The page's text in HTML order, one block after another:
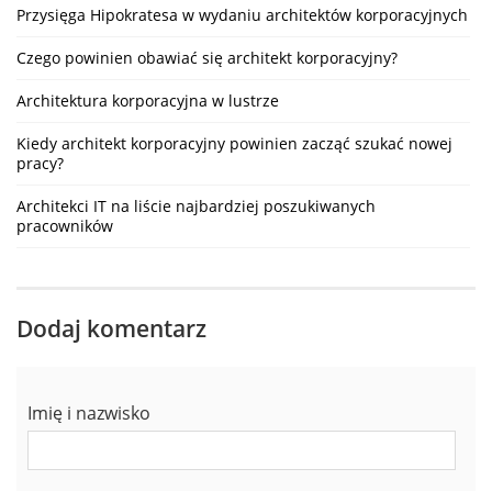
Przysięga Hipokratesa w wydaniu architektów korporacyjnych
Czego powinien obawiać się architekt korporacyjny?
Architektura korporacyjna w lustrze
Kiedy architekt korporacyjny powinien zacząć szukać nowej
pracy?
Architekci IT na liście najbardziej poszukiwanych
pracowników
Dodaj komentarz
Imię i nazwisko